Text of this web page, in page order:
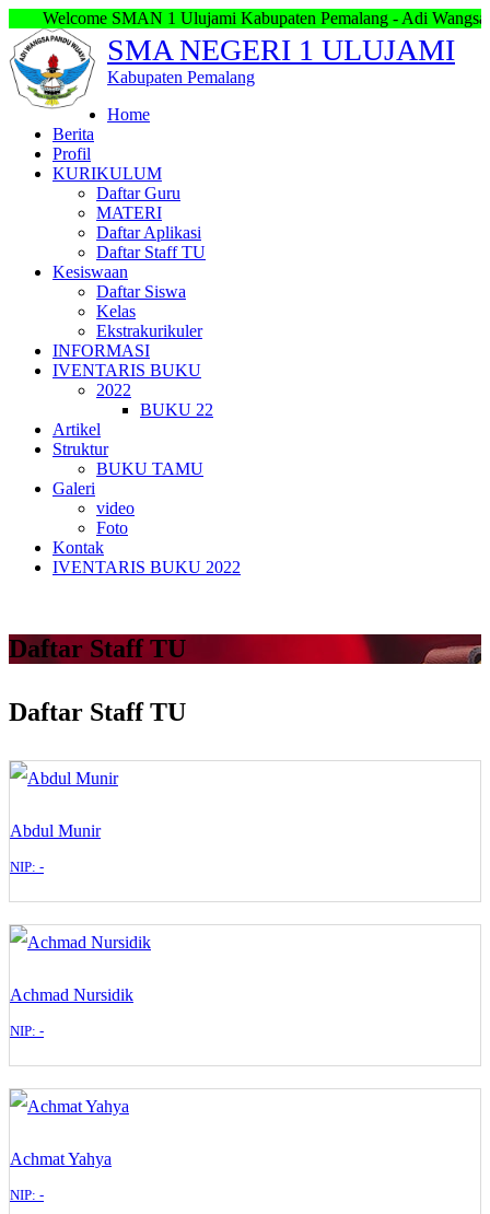
SMAN 1 Ulujami Kabupaten Pemalang - Adi Wangsa
SMA NEGERI 1 ULUJAMI
Kabupaten Pemalang
Home
Berita
Profil
KURIKULUM
Daftar Guru
MATERI
Daftar Aplikasi
Daftar Staff TU
Kesiswaan
Daftar Siswa
Kelas
Ekstrakurikuler
INFORMASI
IVENTARIS BUKU
2022
BUKU 22
Artikel
Struktur
BUKU TAMU
Galeri
video
Foto
Kontak
IVENTARIS BUKU 2022
Daftar Staff TU
Daftar Staff TU
Abdul Munir
NIP: -
Achmad Nursidik
NIP: -
Achmat Yahya
NIP: -